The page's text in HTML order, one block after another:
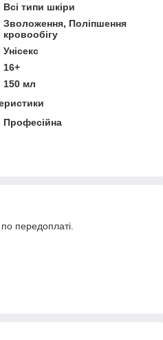
Всі типи шкіри
Зволоження, Поліпшення
кровообігу
Унісекс
16+
150 мл
Професійна
передоплаті.